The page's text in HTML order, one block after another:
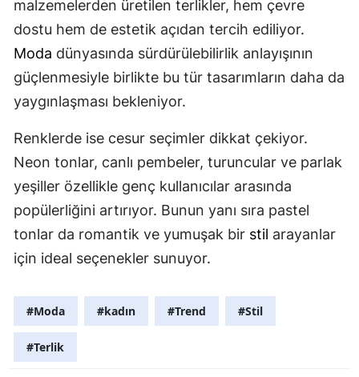
malzemelerden üretilen terlikler, hem çevre
dostu hem de estetik açıdan tercih ediliyor.
Moda dünyasında sürdürülebilirlik anlayışının
güçlenmesiyle birlikte bu tür tasarımların daha da
yaygınlaşması bekleniyor.
Renklerde ise cesur seçimler dikkat çekiyor.
Neon tonlar, canlı pembeler, turuncular ve parlak
yeşiller özellikle genç kullanıcılar arasında
popülerliğini artırıyor. Bunun yanı sıra pastel
tonlar da romantik ve yumuşak bir stil arayanlar
için ideal seçenekler sunuyor.
#Moda #kadın #Trend #Stil
#Terlik